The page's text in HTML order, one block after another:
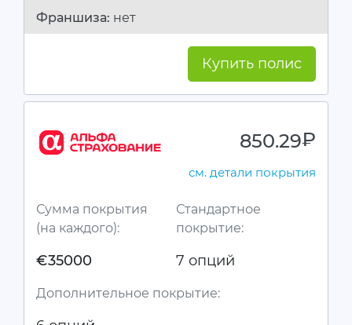
Франшиза: нет
Купить полис
850.29руб.
см. детали покрытия
Сумма покрытия
(на каждого):
€35000
Стандартное
покрытие:
7 опций
Дополнительное покрытие: